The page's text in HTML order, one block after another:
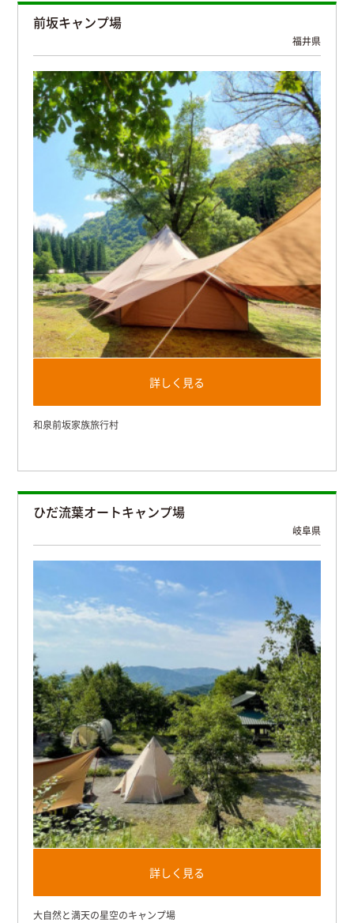
前坂キャンプ場
福井県
詳しく見る
和泉前坂家族旅行村
ひだ流葉オートキャンプ場
岐阜県
詳しく見る
大自然と満天の星空のキャンプ場